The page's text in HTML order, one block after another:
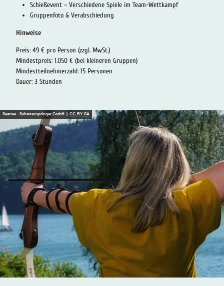
Seatree - Schattenspringer GmbH | CC-BY-SA
Schießevent – Verschiedene Spiele im Team-Wettkampf
Gruppenfoto & Verabschiedung
Hinweise
Preis: 49 € pro Person (zzgl. MwSt.)
Mindestpreis: 1.050 € (bei kleineren Gruppen)
Mindestteilnehmerzahl: 15 Personen
Dauer: 3 Stunden